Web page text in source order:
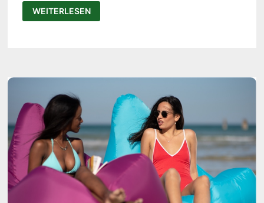
ORU
KAYAK,
PAKAYAK
SPONTANE
WEITERLESEN